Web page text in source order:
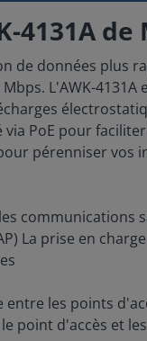
4131A de
de données plus
L'AWK-
PoE pour
pérenniser vos
communications
La prise en
les points
point d'accès et